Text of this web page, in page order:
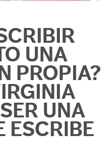
UNA
PROPIA?
UNA
ESCRIBE